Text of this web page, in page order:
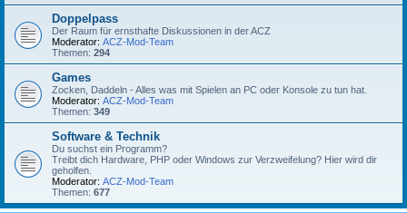
Doppelpass
Der Raum für ernsthafte Diskussionen in der ACZ
Moderator: ACZ-Mod-Team
Themen: 294
Games
Zocken, Daddeln - Alles was mit Spielen an PC oder Konsole zu tun hat.
Moderator: ACZ-Mod-Team
Themen: 349
Software & Technik
Du suchst ein Programm?
Treibt dich Hardware, PHP oder Windows zur Verzweifelung? Hier wird dir
geholfen.
Moderator: ACZ-Mod-Team
Themen: 677